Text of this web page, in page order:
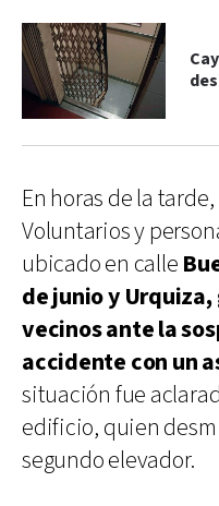
En horas de la
Voluntarios y
ubicado en calle
de junio y
vecinos ante la
accidente con un
situación fue
edificio, quien
segundo elevador.